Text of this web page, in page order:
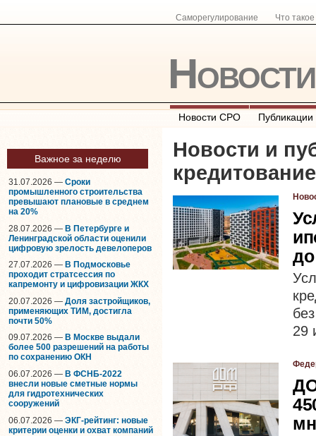
Саморегулирование Что
Новости СРО Публикации
Важное за неделю
31.07.2026 — Сроки
промышленного строительства
превышают плановые в среднем
на 20%
28.07.2026 — В Петербурге и
Ленинградской области оценили
цифровую зрелость девелоперов
27.07.2026 — В Подмосковье
проходит стратсессия по
капремонту и цифровизации ЖКХ
20.07.2026 — Доля застройщиков,
применяющих ТИМ, достигла
почти 50%
09.07.2026 — В Москве выдали
более 500 разрешений на работы
по сохранению ОКН
06.07.2026 — В ФСНБ-2022
внесли новые сметные нормы
для гидротехнических
сооружений
06.07.2026 — ЭКГ-рейтинг: новые
критерии оценки и охват компаний
Новости и
кредитование
29